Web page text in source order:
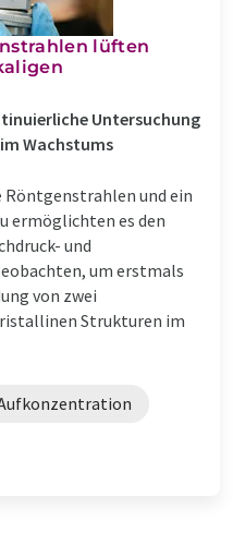
lüften
Untersuchung
Wachstums
Röntgenstrahlen und ein
ermöglichten es den
und
um erstmals
von zwei
Strukturen im